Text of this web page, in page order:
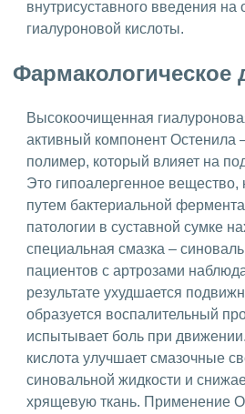
внутрисуставного введения на
гиалуроновой кислоты.
Фармакологическое
Высокоочищенная
активный компонент
полимер, который влияет на
Это гипоалергенное вещество,
путем бактериальной
патологии в суставной сумке
специальная смазка –
пациентов с артрозами
результате ухудшается
образуется воспалительный
испытывает боль при
кислота улучшает смазочные
синовальной жидкости и
хрящевую ткань. Применение